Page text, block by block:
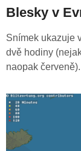
Blesky v
Snímek ukazuje
dvě hodiny
naopak červeně).